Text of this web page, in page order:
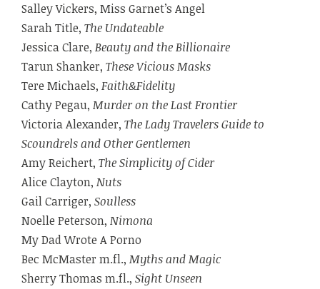
Salley Vickers, Miss Garnet’s Angel
Sarah Title, The Undateable
Jessica Clare, Beauty and the Billionaire
Tarun Shanker, These Vicious Masks
Tere Michaels, Faith&Fidelity
Cathy Pegau, Murder on the Last Frontier
Victoria Alexander, The Lady Travelers Guide to
Scoundrels and Other Gentlemen
Amy Reichert, The Simplicity of Cider
Alice Clayton, Nuts
Gail Carriger, Soulless
Noelle Peterson, Nimona
My Dad Wrote A Porno
Bec McMaster m.fl., Myths and Magic
Sherry Thomas m.fl., Sight Unseen